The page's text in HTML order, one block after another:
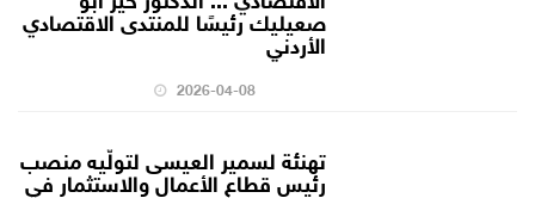
صعيليك رئيسًا للمنتدى الاقتصادي
الأردني
2026-04-08
تهنئة لسمير العيسى لتولّيه منصب
رئيس قطاع الأعمال والاستثمار في